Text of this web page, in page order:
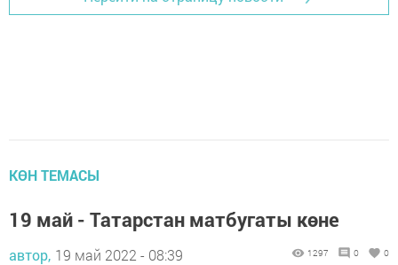
КӨН ТЕМАСЫ
19 май - Татарстан матбугаты көне
автор, 19 май 2022 - 08:39 1297 0 0